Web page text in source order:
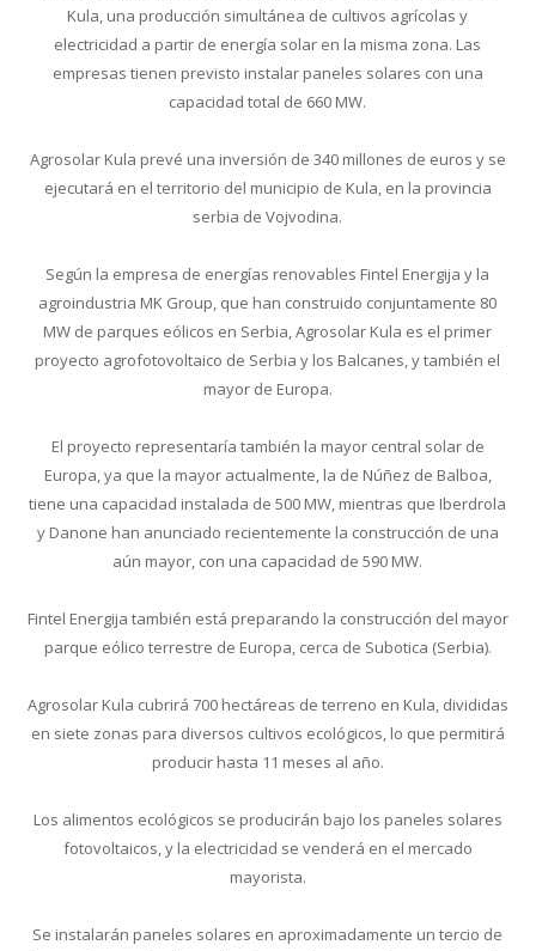
Kula, una producción simultánea de cultivos agrícolas y
electricidad a partir de energía solar en la misma zona. Las
empresas tienen previsto instalar paneles solares con una
capacidad total de 660 MW.
Agrosolar Kula prevé una inversión de 340 millones de euros y se
ejecutará en el territorio del municipio de Kula, en la provincia
serbia de Vojvodina.
Según la empresa de energías renovables Fintel Energija y la
agroindustria MK Group, que han construido conjuntamente 80
MW de parques eólicos en Serbia, Agrosolar Kula es el primer
proyecto agrofotovoltaico de Serbia y los Balcanes, y también el
mayor de Europa.
El proyecto representaría también la mayor central solar de
Europa, ya que la mayor actualmente, la de Núñez de Balboa,
tiene una capacidad instalada de 500 MW, mientras que Iberdrola
y Danone han anunciado recientemente la construcción de una
aún mayor, con una capacidad de 590 MW.
Fintel Energija también está preparando la construcción del mayor
parque eólico terrestre de Europa, cerca de Subotica (Serbia).
Agrosolar Kula cubrirá 700 hectáreas de terreno en Kula, divididas
en siete zonas para diversos cultivos ecológicos, lo que permitirá
producir hasta 11 meses al año.
Los alimentos ecológicos se producirán bajo los paneles solares
fotovoltaicos, y la electricidad se venderá en el mercado
mayorista.
Se instalarán paneles solares en aproximadamente un tercio de